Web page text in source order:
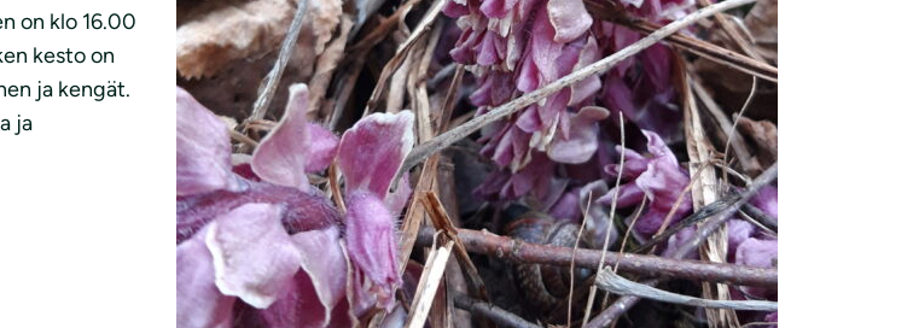
on klo 16.00
kesto on
ja kengät.
ja
Tapahtuman tiedot
Lohja
Pähkinäniemen puistotie, Lohja
Tapahtuma-aika
13.5.2026 klo 16:00-18:00